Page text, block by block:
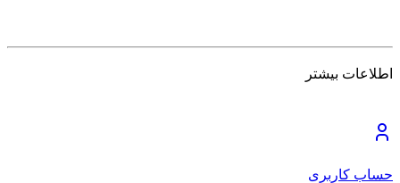
اطلاعات بیشتر
حساب کاربری